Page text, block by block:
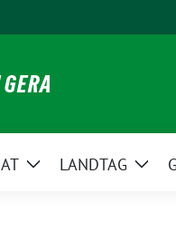
ZeigeLANDTAG